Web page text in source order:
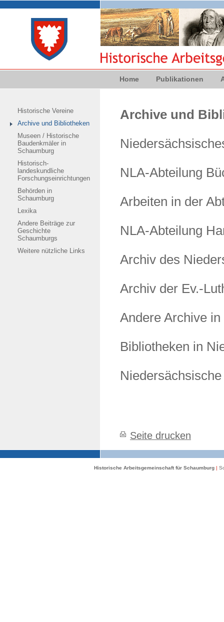
Home Publikationen
Historische Vereine
Archive und Bibliotheken
Museen / Historische
Baudenkmäler in
Schaumburg
Historisch-
landeskundliche
Forschungseinrichtungen
Behörden in
Schaumburg
Lexika
Andere Beiträge zur
Geschichte
Schaumburgs
Weitere nützliche Links
Archive und
NLA-Abteilung
Arbeiten in der
NLA-Abteilung
Archiv des
Archiv der Ev.-
Andere Archive
Bibliotheken in
Seite drucken
Historische Arbeitsgemeinschaft für Schaumburg |